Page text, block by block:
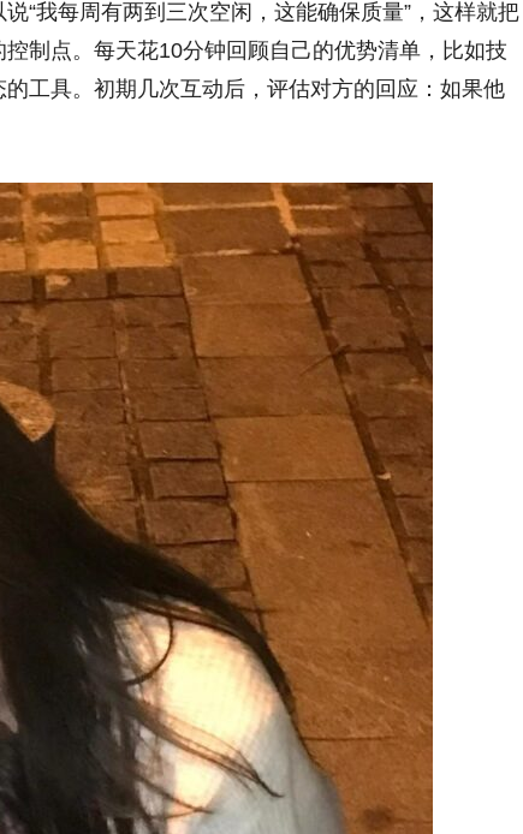
“我每周有两到三次空闲，这能确保质量”，这样就把
控制点。每天花10分钟回顾自己的优势清单，比如技
工具。初期几次互动后，评估对方的回应：如果他